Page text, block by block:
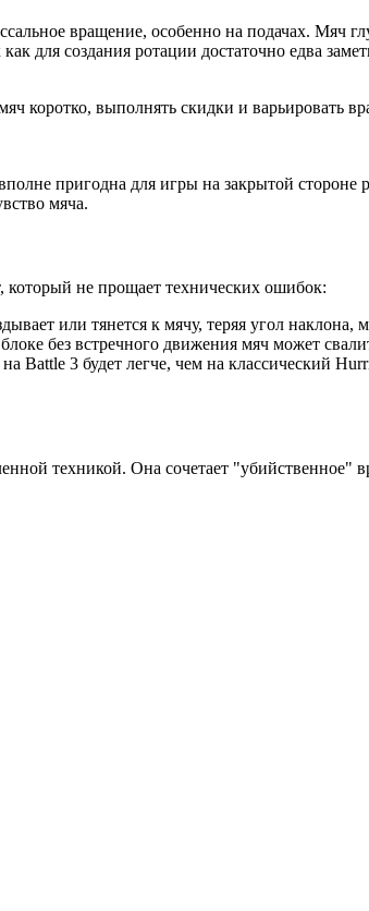
вращение, особенно на подачах. Мяч
для создания ротации достаточно едва
коротко, выполнять скидки и
пригодна для игры на закрытой стороне
мяча.
не прощает технических ошибок:
или тянется к мячу, теряя угол наклона,
без встречного движения мяч может
3 будет легче, чем на классический
техникой. Она сочетает "убийственное"